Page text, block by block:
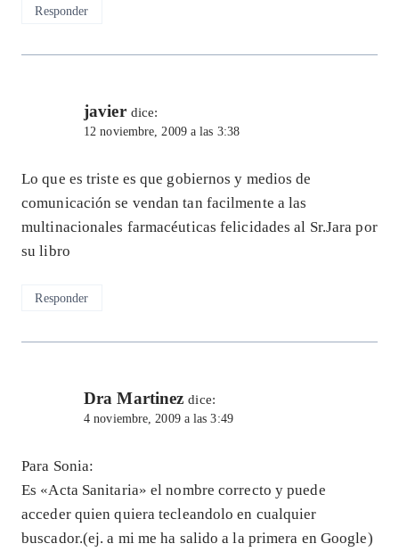
Responder
javier dice:
12 noviembre, 2009 a las 3:38
Lo que es triste es que gobiernos y medios de
comunicación se vendan tan facilmente a las
multinacionales farmacéuticas felicidades al Sr.Jara por
su libro
Responder
Dra Martinez dice:
4 noviembre, 2009 a las 3:49
Para Sonia:
Es «Acta Sanitaria» el nombre correcto y puede
acceder quien quiera tecleandolo en cualquier
buscador.(ej. a mi me ha salido a la primera en Google)